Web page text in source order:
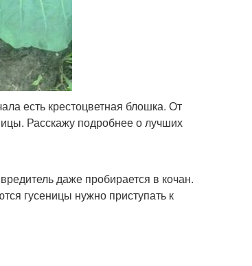
есть крестоцветная блошка. От
Расскажу подробнее о лучших
даже пробирается в кочан.
гусеницы нужно приступать к